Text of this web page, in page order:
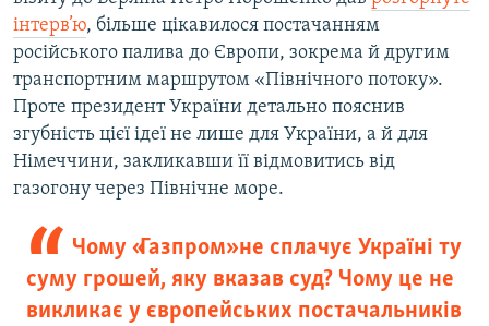
інтерв’ю, більше цікавилося постачанням
російського палива до Європи, зокрема й другим
транспортним маршрутом «Північного потоку».
Проте президент України детально пояснив
згубність цієї ідеї не лише для України, а й для
Німеччини, закликавши її відмовитись від
газогону через Північне море.
Чому «Газпром» не сплачує Україні ту
суму грошей, яку вказав суд? Чому це не
викликає у європейських постачальників